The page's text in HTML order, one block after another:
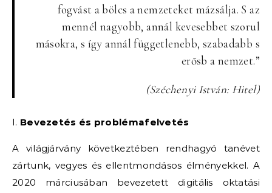
fogvást a bölcs a nemzeteket mázsálja. S az
mennél nagyobb, annál kevesebbet szorul
másokra, s így annál függetlenebb, szabadabb s
erősb a nemzet.”
(Széchenyi István: Hitel)
I. Bevezetés és problémafelvetés
A világjárvány következtében rendhagyó tanévet
zártunk, vegyes és ellentmondásos élményekkel. A
2020 márciusában bevezetett digitális oktatási